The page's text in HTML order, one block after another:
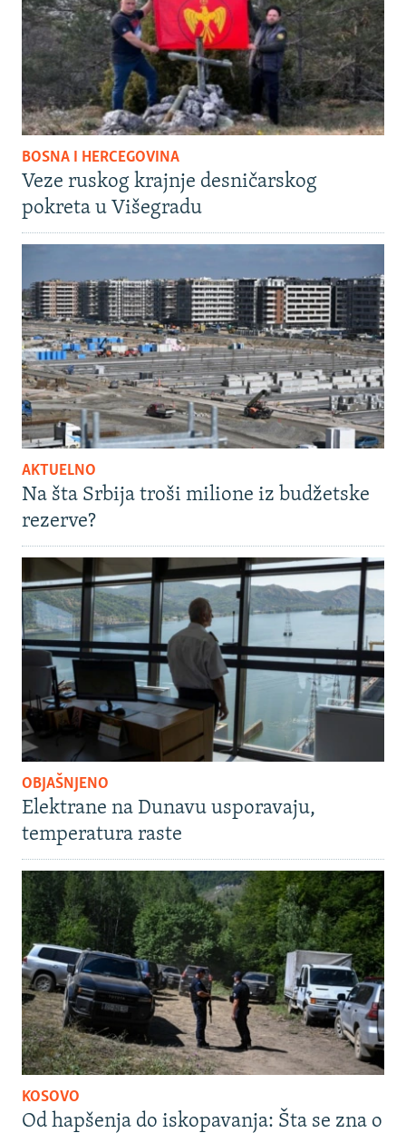
BOSNA I HERCEGOVINA
Veze ruskog krajnje desničarskog
pokreta u Višegradu
AKTUELNO
Na šta Srbija troši milione iz budžetske
rezerve?
OBJAŠNJENO
Elektrane na Dunavu usporavaju,
temperatura raste
KOSOVO
Od hapšenja do iskopavanja: Šta se zna o